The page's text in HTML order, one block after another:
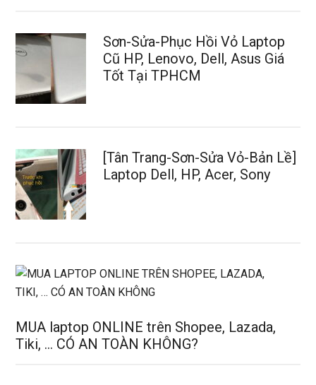
Sơn-Sửa-Phục Hồi Vỏ Laptop
Cũ HP, Lenovo, Dell, Asus Giá
Tốt Tại TPHCM
[Tân Trang-Sơn-Sửa Vỏ-Bản Lề]
Laptop Dell, HP, Acer, Sony
MUA laptop ONLINE trên Shopee, Lazada,
Tiki, … CÓ AN TOÀN KHÔNG?